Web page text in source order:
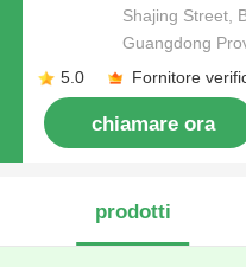
Shajing Street,
Guangdong
5.0
Fornitore
chiamare ora
prodotti